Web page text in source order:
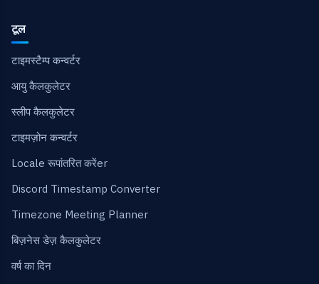
टूल
टाइमस्टैम्प कन्वर्टर
आयु कैलकुलेटर
स्लीप कैलकुलेटर
टाइमज़ोन कन्वर्टर
Locale रूपांतरित करेंer
Discord Timestamp Converter
Timezone Meeting Planner
बिज़नेस डेज़ कैलकुलेटर
वर्ष का दिन